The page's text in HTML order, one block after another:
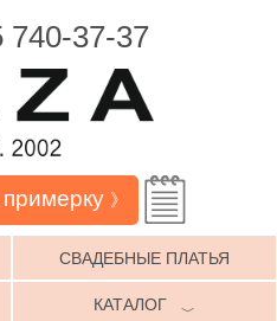
740-37-37
》
СВАДЕБНЫЕ ПЛАТЬЯ
КАТАЛОГ ﹀